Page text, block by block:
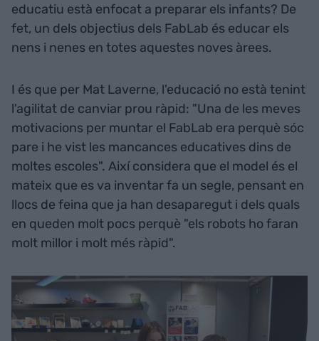
educatiu està enfocat a preparar els infants? De
fet, un dels objectius dels FabLab és educar els
nens i nenes en totes aquestes noves àrees.
I és que per Mat Laverne, l'educació no està tenint
l'agilitat de canviar prou ràpid: "Una de les meves
motivacions per muntar el FabLab era perquè sóc
pare i he vist les mancances educatives dins de
moltes escoles". Així considera que el model és el
mateix que es va inventar fa un segle, pensant en
llocs de feina que ja han desaparegut i dels quals
en queden molt pocs perquè "els robots ho faran
molt millor i molt més ràpid".